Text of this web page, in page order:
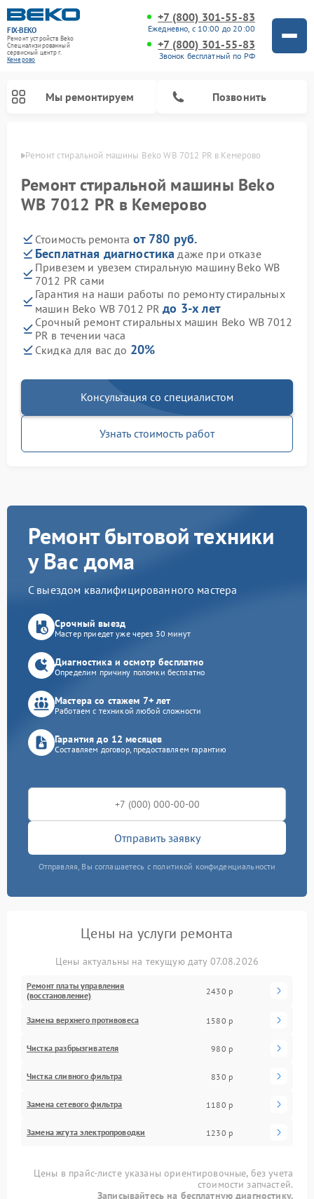
FIX-BEKO
Ремонт устройств Beko
Специализированный
cервисный центр г.
Кемерово
+7 (800) 301-55-83
Ежедневно, с 10:00 до 20:00
+7 (800) 301-55-83
Звонок бесплатный по РФ
Мы ремонтируем Позвонить
Ремонт стиральной машины Beko WB 7012 PR в Кемерово
Ремонт стиральной машины Beko
WB 7012 PR в Кемерово
Стоимость ремонта от 780 руб.
Бесплатная диагностика даже при отказе
Привезем и увезем стиральную машину Beko WB
7012 PR сами
Гарантия на наши работы по ремонту стиральных
машин Beko WB 7012 PRдо 3-х лет
Срочный ремонт стиральных машин Beko WB 7012
PR в течении часа
Скидка для вас до 20%
Консультация со специалистом
Узнать стоимость работ
Ремонт бытовой техники
у Вас дома
С выездом квалифицированного мастера
Срочный выезд
Мастер приедет уже через 30 минут
Диагностика и осмотр бесплатно
Определим причину поломки бесплатно
Мастера со стажем 7+ лет
Работаем с техникой любой сложности
Гарантия до 12 месяцев
Составляем договор, предоставляем гарантию
Отправить заявку
Отправляя, Вы соглашаетесь с политикой конфиденциальности
Цены на услуги ремонта
Цены актуальны на текущую дату 07.08.2026
Ремонт платы управления
(восстановление)
2430 р
Замена верхнего противовеса 1580 р
Чистка разбрызгивателя 980 р
Чистка сливного фильтра 830 р
Замена сетевого фильтра 1180 р
Замена жгута электропроводки 1230 р
Цены в прайс-листе указаны ориентировочные, без учета
стоимости запчастей.
Записывайтесь на бесплатную диагностику.